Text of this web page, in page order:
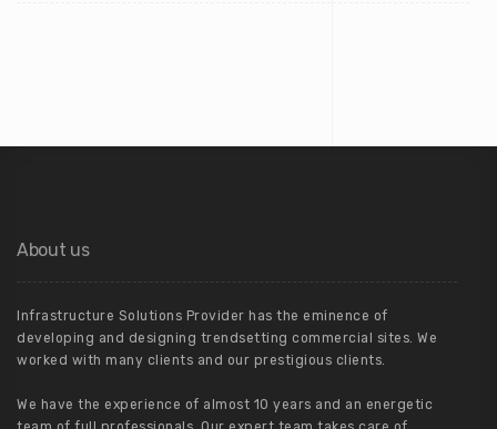
About us
Infrastructure Solutions Provider has the eminence of
developing and designing trendsetting commercial sites. We
worked with many clients and our prestigious clients.
We have the experience of almost 10 years and an energetic